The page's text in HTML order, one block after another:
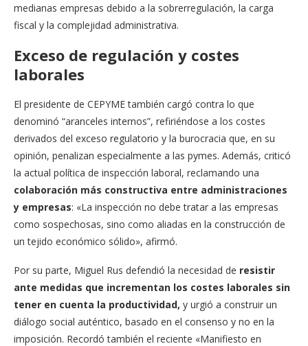
medianas empresas debido a la sobrerregulación, la carga
fiscal y la complejidad administrativa.
Exceso de regulación y costes
laborales
El presidente de CEPYME también cargó contra lo que
denominó “aranceles internos”, refiriéndose a los costes
derivados del exceso regulatorio y la burocracia que, en su
opinión, penalizan especialmente a las pymes. Además, criticó
la actual política de inspección laboral, reclamando una
colaboración más constructiva entre administraciones
y empresas: «La inspección no debe tratar a las empresas
como sospechosas, sino como aliadas en la construcción de
un tejido económico sólido», afirmó.
Por su parte, Miguel Rus defendió la necesidad de resistir
ante medidas que incrementan los costes laborales sin
tener en cuenta la productividad, y urgió a construir un
diálogo social auténtico, basado en el consenso y no en la
imposición. Recordó también el reciente «Manifiesto en